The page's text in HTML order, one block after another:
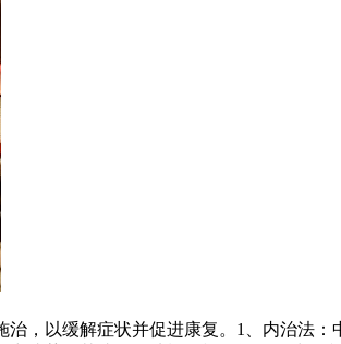
，以缓解症状并促进康复。1、内治法